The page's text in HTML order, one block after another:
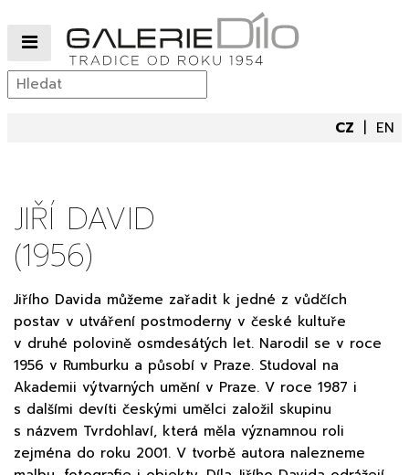
CZ EN
JIŘÍ DAVID
(1956)
Jiřího Davida můžeme zařadit k jedné z vůdčích
postav v utváření postmoderny v české kultuře
v druhé polovině osmdesátých let. Narodil se v roce
1956 v Rumburku a působí v Praze. Studoval na
Akademii výtvarných umění v Praze. V roce 1987 i
s dalšími devíti českými umělci založil skupinu
s názvem Tvrdohlaví, která měla významnou roli
zejména do roku 2001. V tvorbě autora nalezneme